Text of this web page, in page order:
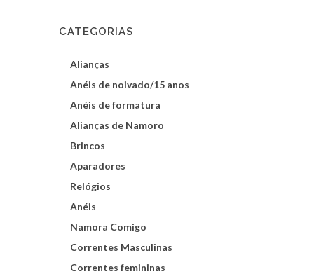
CATEGORIAS
Alianças
Anéis de noivado/15 anos
Anéis de formatura
Alianças de Namoro
Brincos
Aparadores
Relógios
Anéis
Namora Comigo
Correntes Masculinas
Correntes femininas